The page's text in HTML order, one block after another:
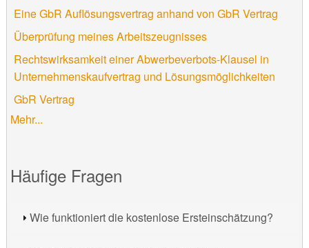
Eine GbR Auflösungsvertrag anhand von GbR Vertrag
Überprüfung meines Arbeitszeugnisses
Rechtswirksamkeit einer Abwerbeverbots-Klausel in
Unternehmenskaufvertrag und Lösungsmöglichkeiten
GbR Vertrag
Mehr...
Häufige Fragen
Wie funktioniert die kostenlose Ersteinschätzung?